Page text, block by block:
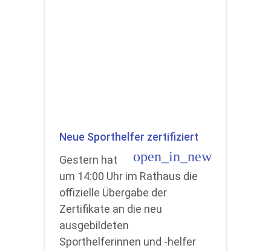
Neue Sporthelfer zertifiziert
open_in_new
Gestern hat
um 14:00 Uhr im Rathaus die
offizielle Übergabe der
Zertifikate an die neu
ausgebildeten
Sporthelferinnen und -helfer